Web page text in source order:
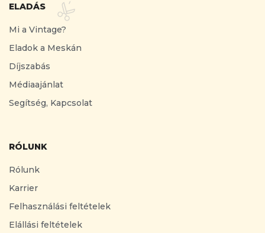
ELADÁS
Mi a Vintage?
Eladok a Meskán
Díjszabás
Médiaajánlat
Segítség, Kapcsolat
RÓLUNK
Rólunk
Karrier
Felhasználási feltételek
Elállási feltételek